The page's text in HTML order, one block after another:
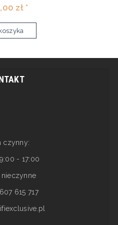
zł *
czynny:
- 17:00
615 717